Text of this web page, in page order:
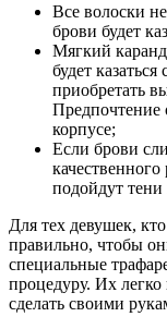
Все волоски
брови будет
Мягкий
будет
приобретать
Предпочтение
корпусе;
Если брови
качественного
подойдут тени
Для тех девушек,
правильно, чтобы
специальные
процедуру. Их
сделать своими